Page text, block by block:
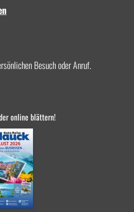
Besuch oder Anruf.
online blättern!